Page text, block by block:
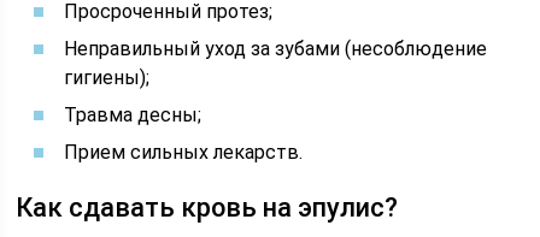
Просроченный протез;
Неправильный уход за зубами (несоблюдение
гигиены);
Травма десны;
Прием сильных лекарств.
Как сдавать кровь на эпулис?